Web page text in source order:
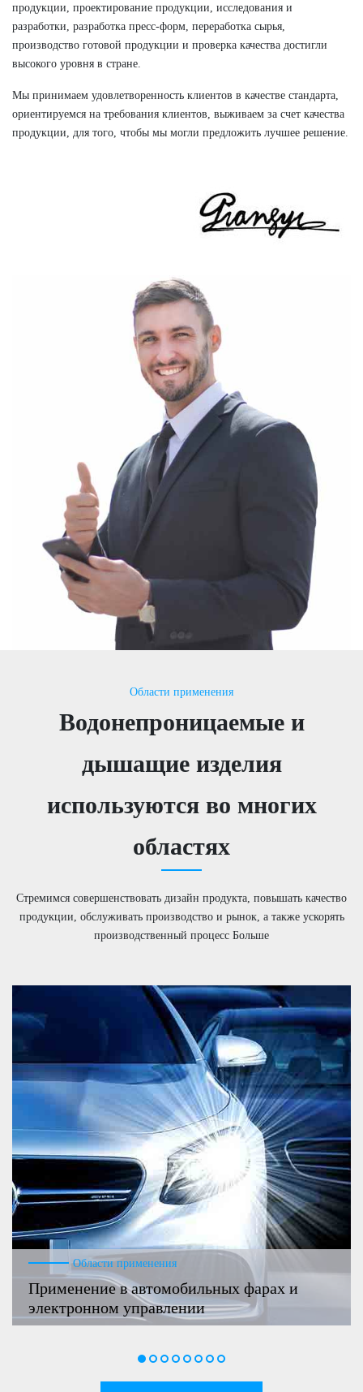
продукции, проектирование продукции, исследования и
разработки, разработка пресс-форм, переработка сырья,
производство готовой продукции и проверка качества достигли
высокого уровня в стране.
Мы принимаем удовлетворенность клиентов в качестве стандарта,
ориентируемся на требования клиентов, выживаем за счет качества
продукции, для того, чтобы мы могли предложить лучшее решение.
Области применения
Водонепроницаемые и
дышащие изделия
используются во многих
областях
Стремимся совершенствовать дизайн продукта, повышать качество
продукции, обслуживать производство и рынок, а также ускорять
производственный процесс Больше
Области применения
Применение в автомобильных фарах и
электронном управлении